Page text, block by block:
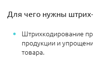
Для чего нужны
Штрихкодирование
продукции и
товара.